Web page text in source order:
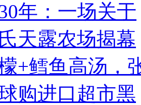
年：一场关于
天露农场揭幕
+鳕鱼高汤，
购进口超市黑